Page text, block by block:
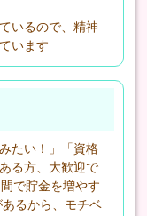
いるので、精神
います
たい！」「資格
る方、大歓迎で
で貯金を増やす
るから、モチベ